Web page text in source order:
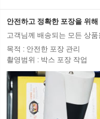
안전하고 정확한 포장을 위
고객님께 배송되는 모든 상
목적 : 안전한 포장 관리
촬영범위 : 박스 포장 작업